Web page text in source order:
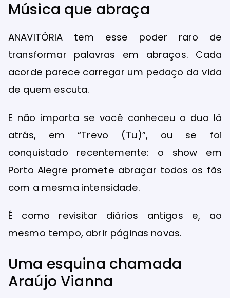
Música que abraça
ANAVITÓRIA tem esse poder raro de
transformar palavras em abraços. Cada
acorde parece carregar um pedaço da vida
de quem escuta.
E não importa se você conheceu o duo lá
atrás, em “Trevo (Tu)”, ou se foi
conquistado recentemente: o show em
Porto Alegre promete abraçar todos os fãs
com a mesma intensidade.
É como revisitar diários antigos e, ao
mesmo tempo, abrir páginas novas.
Uma esquina chamada
Araújo Vianna